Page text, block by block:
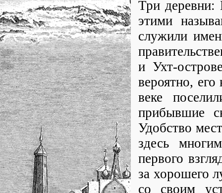
Три деревни:
этими
служили
и Ухт-
вероятно,
веке
прибывшие
Удобство
здесь
первого
за хорошего
со своим